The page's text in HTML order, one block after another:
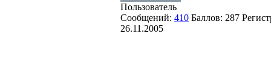
Пользователь
Сообщений: 410 Баллов: 287
26.11.2005